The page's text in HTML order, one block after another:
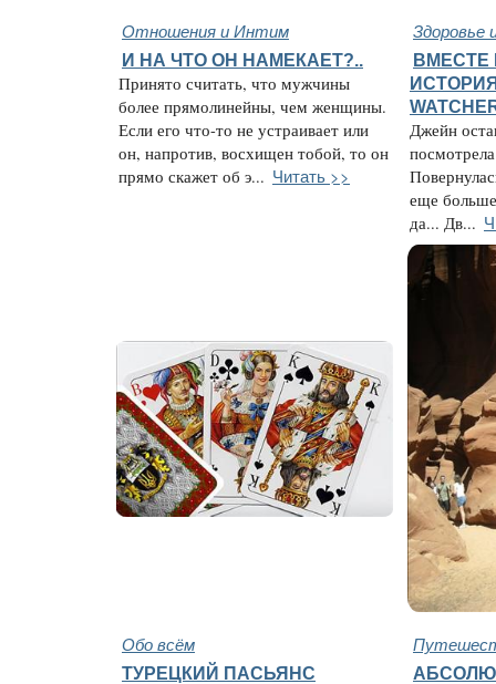
Отношения и Интим Здоровье
И НА ЧТО ОН НАМЕКАЕТ?..
Принято считать, что мужчины
более прямолинейны, чем женщины.
Если его что-то не устраивает или
он, напротив, восхищен тобой, то он
прямо скажет об э... Читать >>
ВМЕСТЕ
ИСТОРИЯ
Джейн
еще
да... Дв...
Обо всём
ТУРЕЦКИЙ ПАСЬЯНС